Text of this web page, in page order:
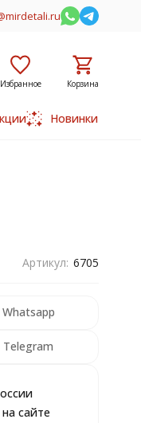
Избранное Корзина
Новинки
Артикул: 6705
сайте